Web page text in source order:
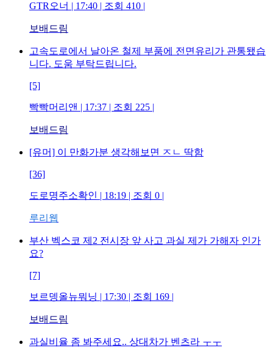
GTR오너 | 17:40 | 조회 410 |
보배드림
고속도로에서 날아온 철제 부품에 전면유리가 관통됐습
니다. 도움 부탁드립니다.
[5]
빡빡머리앤 | 17:37 | 조회 225 |
보배드림
[유머] 이 만화가분 생각해보면 ㅈㄴ 딱함
[36]
도로명주소확인 | 18:19 | 조회 0 |
루리웹
부산 벡스코 제2 전시장 앞 사고 과실 제가 가해자 인가
요?
[7]
보르뎅올뉴뭐닝 | 17:30 | 조회 169 |
보배드림
과실비율 좀 봐주세요.. 상대차가 벤츠라 ㅜㅜ